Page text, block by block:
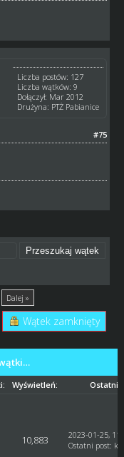
Liczba postów: 127
Liczba wątków: 9
Dołączył: Mar 2012
Drużyna: PTŻ Pabianice
#75
Dalej »
Wątek zamknięty
Wyświetleń: Ostatni
10,883
2023-01-25,
Ostatni post: